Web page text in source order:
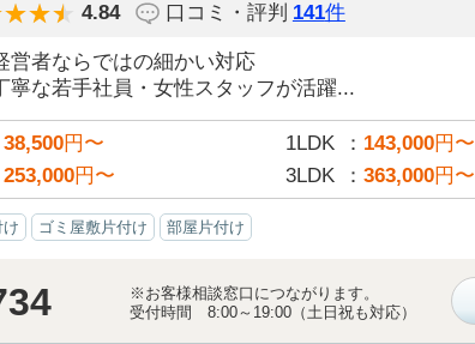
4.84 口コミ・評判 141件
営者ならではの細かい対応
寧な若手社員・女性スタッフが活躍...
38,500円〜 1LDK 143,000円〜
253,000円〜 3LDK 363,000円〜
け ゴミ屋敷片付け 部屋片付け
※お客様相談窓口につながります。
受付時間 8:00～19:00（土日祝も対応）